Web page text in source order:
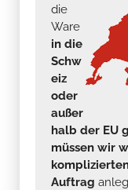
die
Ware
in die
Schw
eiz
oder
außer
halb der EU
müssen wir
Auftrag